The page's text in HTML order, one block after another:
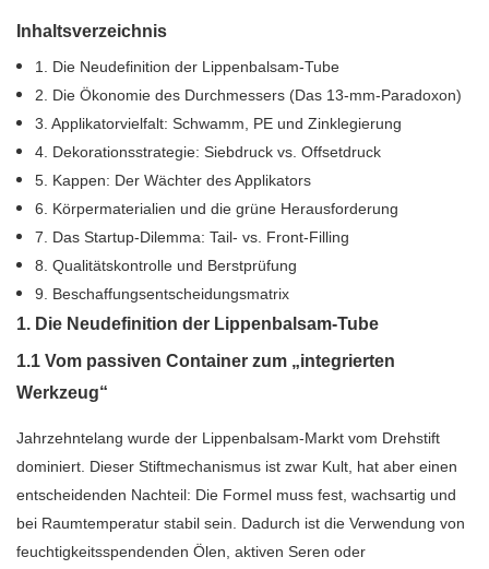
Inhaltsverzeichnis
1. Die Neudefinition der Lippenbalsam-Tube
2. Die Ökonomie des Durchmessers (Das 13-mm-Paradoxon)
3. Applikatorvielfalt: Schwamm, PE und Zinklegierung
4. Dekorationsstrategie: Siebdruck vs. Offsetdruck
5. Kappen: Der Wächter des Applikators
6. Körpermaterialien und die grüne Herausforderung
7. Das Startup-Dilemma: Tail- vs. Front-Filling
8. Qualitätskontrolle und Berstprüfung
9. Beschaffungsentscheidungsmatrix
1. Die Neudefinition der Lippenbalsam-Tube
1.1 Vom passiven Container zum „integrierten
Werkzeug“
Jahrzehntelang wurde der Lippenbalsam-Markt vom Drehstift
dominiert. Dieser Stiftmechanismus ist zwar Kult, hat aber einen
entscheidenden Nachteil: Die Formel muss fest, wachsartig und
bei Raumtemperatur stabil sein. Dadurch ist die Verwendung von
feuchtigkeitsspendenden Ölen, aktiven Seren oder